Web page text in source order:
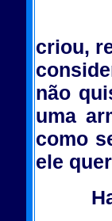
Mas
criou,
não
uma
como
ele